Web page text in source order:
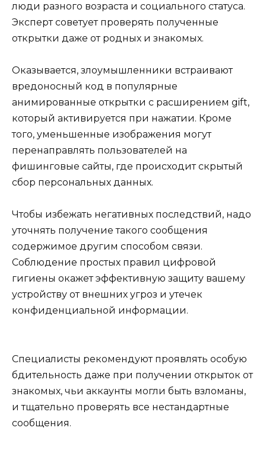
люди разного возраста и социального статуса.
Эксперт советует проверять полученные
открытки даже от родных и знакомых.
Оказывается, злоумышленники встраивают
вредоносный код в популярные
анимированные открытки с расширением gift,
который активируется при нажатии. Кроме
того, уменьшенные изображения могут
перенаправлять пользователей на
фишинговые сайты, где происходит скрытый
сбор персональных данных.
Чтобы избежать негативных последствий, надо
уточнять получение такого сообщения
содержимое другим способом связи.
Соблюдение простых правил цифровой
гигиены окажет эффективную защиту вашему
устройству от внешних угроз и утечек
конфиденциальной информации.
Специалисты рекомендуют проявлять особую
бдительность даже при получении открыток от
знакомых, чьи аккаунты могли быть взломаны,
и тщательно проверять все нестандартные
сообщения.